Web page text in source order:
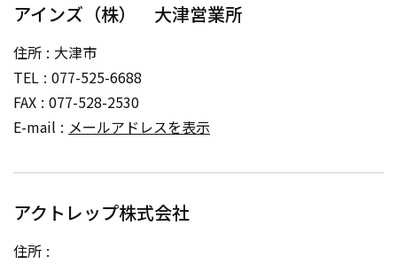
アインズ（株） 大津営業所
住所
大津市
TEL 077-525-6688
FAX 077-528-2530
E-mail
メールアドレスを表示
アクトレップ株式会社
住所